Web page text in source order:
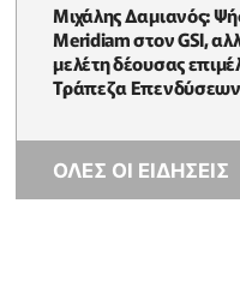
Μιχάλης Δαμιανός:
Meridiam στον GSI,
μελέτη δέουσας
Τράπεζα Επενδύσεων
ΟΛΕΣ ΟΙ ΕΙΔΗΣΕΙΣ